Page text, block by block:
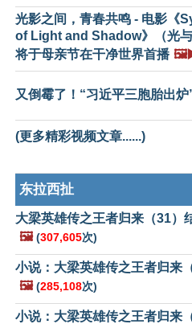
光影之间，青春共鸣 - 电影《
of Light and Shadow》（光与
将于母亲节在干净世界首播
又倒霉了！“习近平三胞胎出炉
(更多精彩视频文章......)
东拉西扯
大梁英雄传之王者归来（31）
🖼️ (307,605次)
小说：大梁英雄传之王者归来
🖼️ (285,108次)
小说：大梁英雄传之王者归来